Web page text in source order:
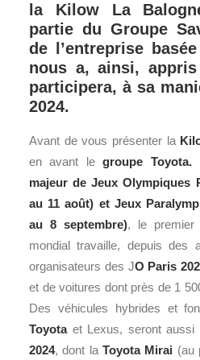
la Kilow La
partie du Groupe
de l’entreprise
nous a, ainsi,
participera, à sa
2024.
Avant de vous présenter la
en avant legroupe Toyota.
majeur de Jeux Olympiques
au 11 août) et Jeux
au 8 septembre), le premier
mondial travaille, depuis des
organisateurs des JO Paris
et de voitures dont près de 1
Des véhicules hybrides et
Toyotaet Lexus, seront
2024, dont la Toyota Mirai (au